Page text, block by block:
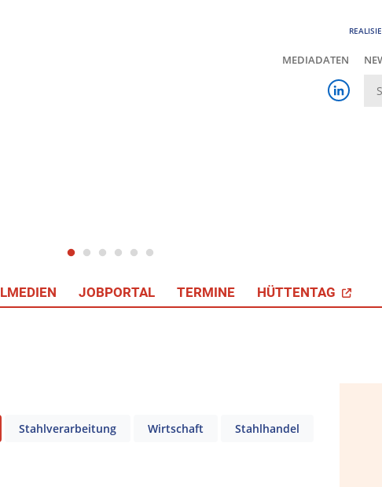
MEDIADATEN
JOBPORTAL TERMINE HÜTTENTAG
Stahlverarbeitung Wirtschaft Stahlhandel